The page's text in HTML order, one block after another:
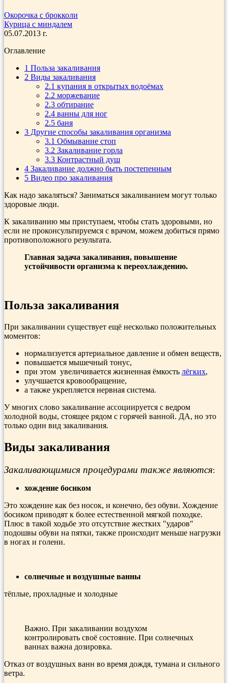
Окорочка с брокколи
Курица с миндалем
05.07.2013 г.
Оглавление
1 Польза закаливания
2 Виды закаливания
2.1 купания в открытых водоёмах
2.2 моржевание
2.3 обтирание
2.4 ванны для ног
2.5 баня
3 Другие способы закаливания организма
3.1 Обмывание стоп
3.2 Закаливание горла
3.3 Контрастный душ
4 Закаливание должно быть постепенным
5 Видео про закаливания
Как надо закаляться? Заниматься закаливанием могут только
здо­ровые люди.
К закаливанию мы приступаем, чтобы стать здо­ровыми, но
если не проконсультируемся с врачом, можем до­биться прямо
противоположного ре­зультата.
Главная задача закаливания, повышение
устойчивости организма к переохлаждению.
Польза закаливания
При закаливании существует ещё несколько положительных
моментов:
нормализуется артериальное давление и обмен веществ,
повышается мышечный тонус,
при этом увеличивается жизненная ёмкость лёгких,
улучшается кровообращение,
а также укрепляется нервная система.
У многих слово закаливание ассоциируется с ведром
холодной воды, стоящее рядом с горячей ванной. ДА, но это
только один вид закаливания.
Виды закаливания
Закаливающимися процедурами также являются:
хождение босиком
Это хождение как без носок, и конечно, без обуви. Хождение
босиком приводят к более естественной мягкой походке.
Плюс в такой ходьбе это отсутствие жестких "ударов"
подошвы обуви на пятки, также происходит меньше нагрузки
в ногах и голени.
солнечные и воздушные ванны
тёплые, прохладные и холодные
Важно. При закаливании воздухом
контролировать своё состояние. При солнечных
ваннах важна дозировка.
Отказ от воздушных ванн во время дождя, тумана и сильного
ветра.